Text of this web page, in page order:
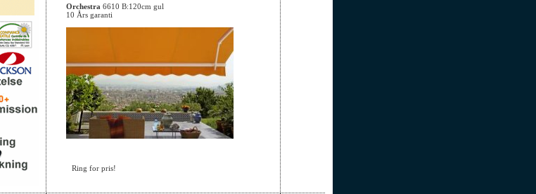
Orchestra 6610 B:120cm gul
10 Års garanti
Ring for pris!